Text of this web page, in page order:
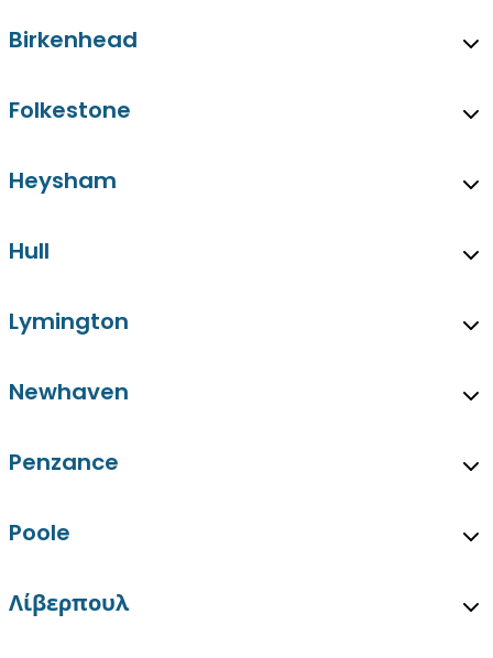
Birkenhead
Folkestone
Heysham
Hull
Lymington
Newhaven
Penzance
Poole
Λίβερπουλ